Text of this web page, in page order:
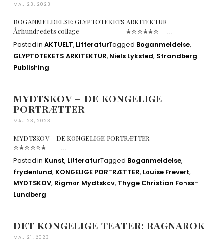
MAJ 23, 2023
BOGANMELDELSE: GLYPTOTEKETS ARKITEKTUR
Århundredets collage ✮✮✮✮✮✮ …
Posted in AKTUELT, LitteraturTagged Boganmeldelse,
GLYPTOTEKETS ARKITEKTUR, Niels Lyksted, Strandberg
Publishing
MYDTSKOV – DE KONGELIGE
PORTRÆTTER
MAJ 23, 2023
MYDTSKOV – DE KONGELIGE PORTRÆTTER
✮✮✮✮✮✮ …
Posted in Kunst, LitteraturTagged Boganmeldelse,
frydenlund, KONGELIGE PORTRÆTTER, Louise Frevert,
MYDTSKOV, Rigmor Mydtskov, Thyge Christian Fønss-
Lundberg
DET KONGELIGE TEATER: RAGNAROK
MAJ 21, 2023